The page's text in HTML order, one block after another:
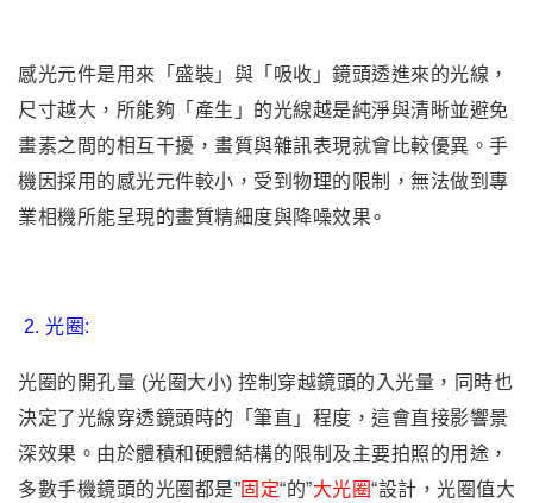
感光元件是用來「盛裝」與「吸收」鏡頭透進來的光線，
尺寸越大，所能夠「產生」的光線越是純淨與清晰並避免
畫素之間的相互干擾 ，畫質與雜訊表現就會比較優異。手
機因採用的感光元件較小，受到物理的限制，無法做到專
業相機所能呈現的畫質精細度與降噪效果∘
2. 光圈:
光圈的開孔量 (光圈大小) 控制穿越鏡頭的入光量，同時也
決定了光線穿透鏡頭時的「筆直」程度，這會直接影響景
深效果。 由於體積和硬體結構的限制及主要拍照的用途，
多數手機鏡頭的光圈都是”固定“的”大光圈“設計 ，光圈值大